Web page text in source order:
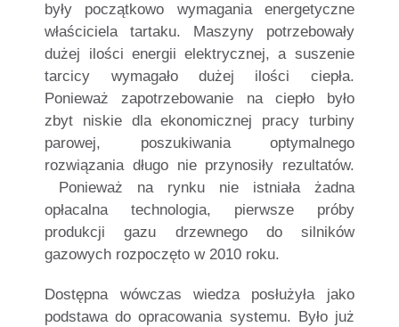
były początkowo wymagania energetyczne
właściciela tartaku. Maszyny potrzebowały
dużej ilości energii elektrycznej, a suszenie
tarcicy wymagało dużej ilości ciepła.
Ponieważ zapotrzebowanie na ciepło było
zbyt niskie dla ekonomicznej pracy turbiny
parowej, poszukiwania optymalnego
rozwiązania długo nie przynosiły rezultatów.
Ponieważ na rynku nie istniała żadna
opłacalna technologia, pierwsze próby
produkcji gazu drzewnego do silników
gazowych rozpoczęto w 2010 roku.
Dostępna wówczas wiedza posłużyła jako
podstawa do opracowania systemu. Było już